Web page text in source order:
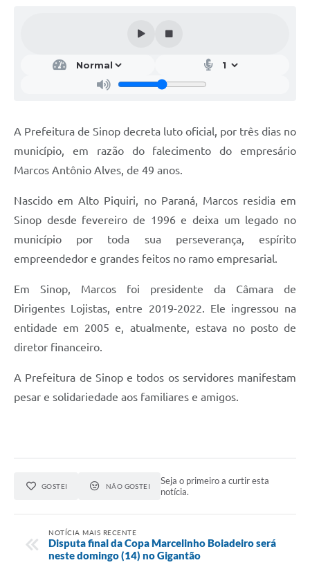
A Prefeitura de Sinop decreta luto oficial, por três dias no
município, em razão do falecimento do empresário
Marcos Antônio Alves, de 49 anos.
Nascido em Alto Piquiri, no Paraná, Marcos residia em
Sinop desde fevereiro de 1996 e deixa um legado no
município por toda sua perseverança, espírito
empreendedor e grandes feitos no ramo empresarial.
Em Sinop, Marcos foi presidente da Câmara de
Dirigentes Lojistas, entre 2019-2022. Ele ingressou na
entidade em 2005 e, atualmente, estava no posto de
diretor financeiro.
A Prefeitura de Sinop e todos os servidores manifestam
pesar e solidariedade aos familiares e amigos.
GOSTEI NÃO GOSTEI
Seja o primeiro a curtir esta
notícia.
NOTÍCIA MAIS RECENTE
Disputa final da Copa Marcelinho Boiadeiro será
neste domingo (14) no Gigantão